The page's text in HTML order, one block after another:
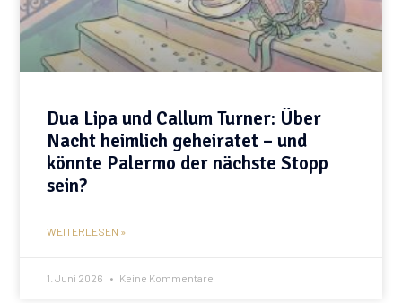
Dua Lipa und Callum Turner: Über
Nacht heimlich geheiratet – und
könnte Palermo der nächste Stopp
sein?
WEITERLESEN »
1. Juni 2026 Keine Kommentare